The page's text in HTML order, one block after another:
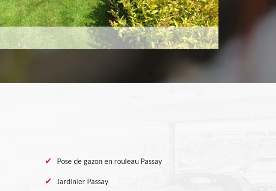
Pose de gazon en rouleau Passay
Jardinier Passay